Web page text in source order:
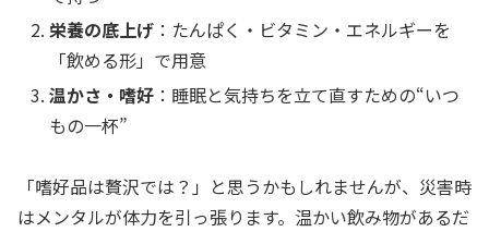
栄養の底上げ ：たんぱく・ビタミン・エネルギーを
「飲める形」で用意
温かさ・嗜好 ：睡眠と気持ちを立て直すための“いつ
もの一杯”
「嗜好品は贅沢では？」と思うかもしれませんが、災害時
はメンタルが体力を引っ張ります。温かい飲み物があるだ